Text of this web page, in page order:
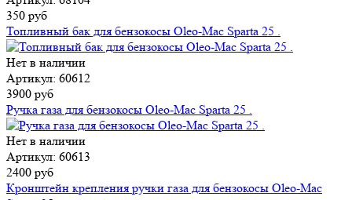
350 руб
Топливный бак для бензокосы Oleo-Mac Sparta 25 .
Нет в наличии
Артикул: 60612
3900 руб
Ручка газа для бензокосы Oleo-Mac Sparta 25 .
Нет в наличии
Артикул: 60613
2400 руб
Кронштейн крепления ручки газа для бензокосы Oleo-Mac